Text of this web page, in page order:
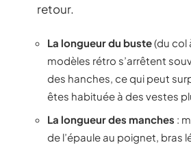
retour.
La longueur du buste(du col
modèles rétro s’arrêtent
des hanches, ce qui peut
êtes habituée à des vestes
La longueur des manches :
de l’épaule au poignet, bras